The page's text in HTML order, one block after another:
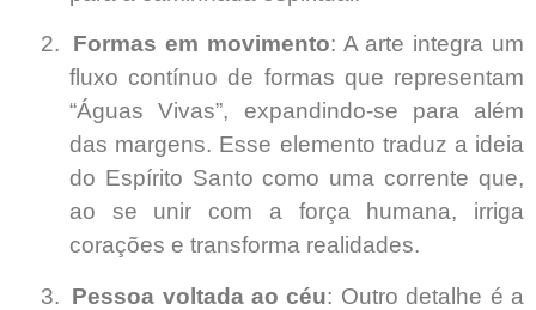
2. Formas em movimento: A arte integra um
fluxo contínuo de formas que representam
“Águas Vivas”, expandindo-se para além
das margens. Esse elemento traduz a ideia
do Espírito Santo como uma corrente que,
ao se unir com a força humana, irriga
corações e transforma realidades.
3. Pessoa voltada ao céu: Outro detalhe é a